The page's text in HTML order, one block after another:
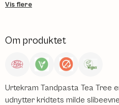
Vis flere
Om produktet
Urtekram Tandpasta Tea Tree
udnytter kridtets milde